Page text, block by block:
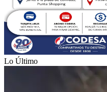
Lo Último